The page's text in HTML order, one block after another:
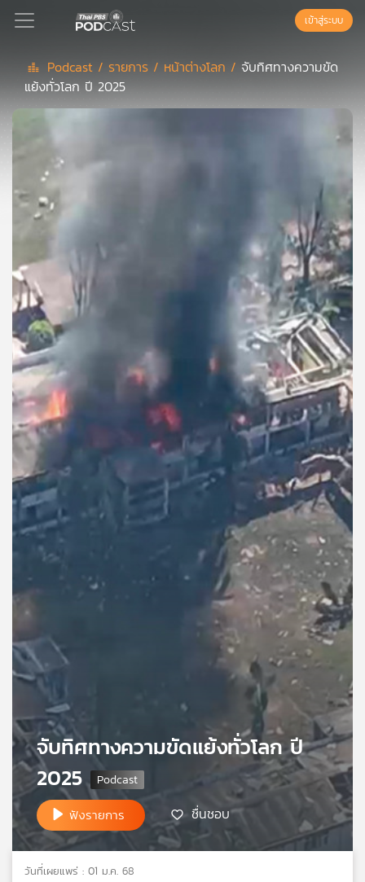
Podcast
สต์
แนะนำ
เพล
ย์
ลิ
สต์
ของ
คุณ
เพลง
บทความ
ข่าว
กิจกรรม
เกี่ยว
กับ
เรา
เครือ
ข่าย
วิทยุ
ไทย
พี
บี
เอส
เข้าสู่ระบบ
Podcast / รายการ / หน้าต่างโลก / จับทิศทางความขัด
แย้งทั่วโลก ปี 2025
จับทิศทางความขัดแย้งทั่วโลก ปี
2025
ฟังรายการ ชื่นชอบ
วันที่เผยแพร่ : 01 ม.ค. 68